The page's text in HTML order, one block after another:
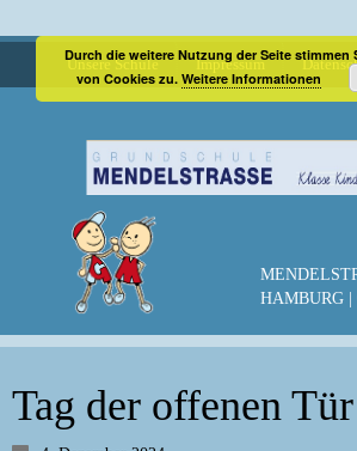
Unsere Schule Impressum
HAMBURG |
Tag der offenen
Durch die weitere Nutzung der Seite stimmen
von Cookies zu. Weitere Informationen